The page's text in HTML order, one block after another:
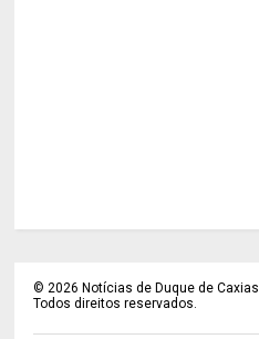
©2026 Notícias de Duque de Caxias
Todos direitos reservados.